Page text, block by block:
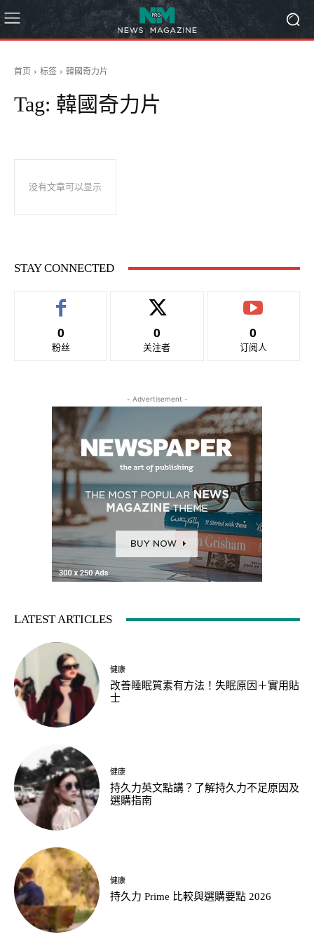
首页 标签 韓國奇力片
Tag: 韓國奇力片
没有文章可以显示
STAY CONNECTED
0
粉丝
0
关注者
0
订阅人
- Advertisement -
LATEST ARTICLES
健康
改善睡眠質素有方法！失眠原因＋實用貼
士
健康
持久力英文點講？了解持久力不足原因及
選購指南
健康
持久力 Prime 比較與選購要點 2026